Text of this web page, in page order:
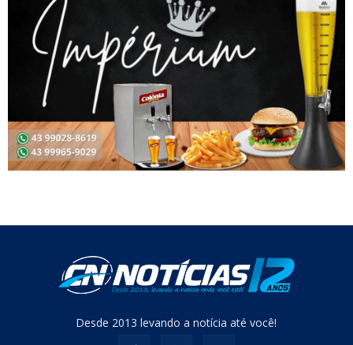
Desde 2013 levando a notícia até você!